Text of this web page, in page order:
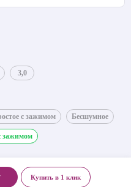
3,0
с зажимом Бесшумное
зажимом
Купить в 1 клик